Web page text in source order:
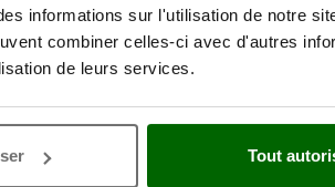
informations sur l'utilisation de notre
combiner celles-ci avec d'autres
de leurs services.
Tout
présence de l’attache rapide et de la prise
d’utilisation.